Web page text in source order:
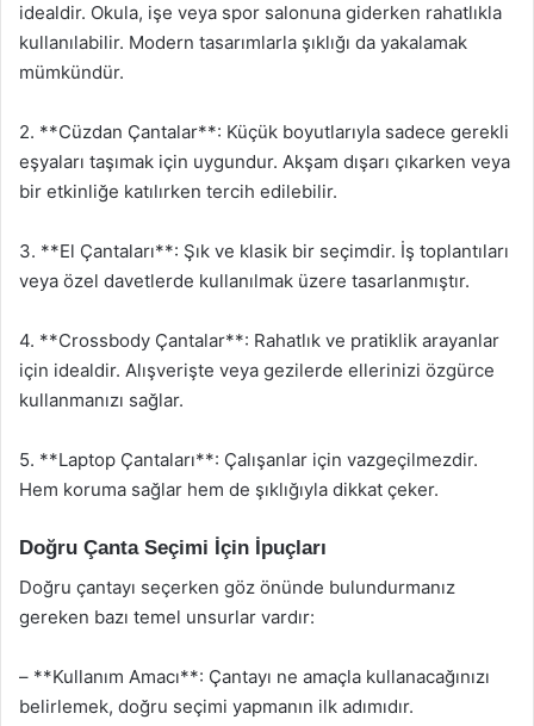
idealdir. Okula, işe veya spor salonuna giderken rahatlıkla
kullanılabilir. Modern tasarımlarla şıklığı da yakalamak
mümkündür.
2. **Cüzdan Çantalar**: Küçük boyutlarıyla sadece gerekli
eşyaları taşımak için uygundur. Akşam dışarı çıkarken veya
bir etkinliğe katılırken tercih edilebilir.
3. **El Çantaları**: Şık ve klasik bir seçimdir. İş toplantıları
veya özel davetlerde kullanılmak üzere tasarlanmıştır.
4. **Crossbody Çantalar**: Rahatlık ve pratiklik arayanlar
için idealdir. Alışverişte veya gezilerde ellerinizi özgürce
kullanmanızı sağlar.
5. **Laptop Çantaları**: Çalışanlar için vazgeçilmezdir.
Hem koruma sağlar hem de şıklığıyla dikkat çeker.
Doğru Çanta Seçimi İçin İpuçları
Doğru çantayı seçerken göz önünde bulundurmanız
gereken bazı temel unsurlar vardır:
– **Kullanım Amacı**: Çantayı ne amaçla kullanacağınızı
belirlemek, doğru seçimi yapmanın ilk adımıdır.